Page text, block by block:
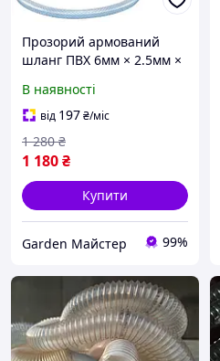
Прозорий армований
шланг ПВХ 6мм × 2.5мм ×
міцний, гнучкий,
універсальний технічний
В наявності
від 197₴/міс
1 180₴
1 280 ₴
Купити
Garden Майстер 99%